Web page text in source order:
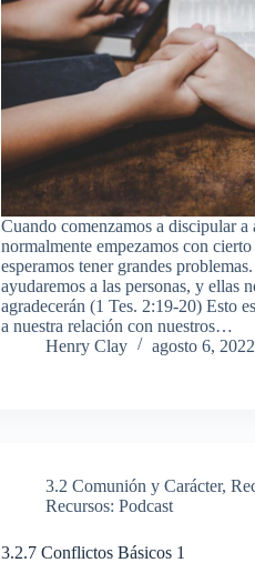
Cuando comenzamos a discipular a
normalmente empezamos con
esperamos tener grandes
ayudaremos a las personas, y ellas
agradecerán (1 Tes. 2:19-20) Esto
a nuestra relación con nuestros…
Henry Clay
agosto 6, 2022
3.2 Comunión y Carácter,
Recursos: Podcast
3.2.7 Conflictos Básicos 1